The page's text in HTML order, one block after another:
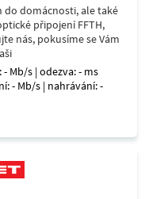
domácnosti, ale také
připojení FFTH,
nás, pokusíme se Vám
Mb/s | odezva: - ms
- Mb/s | nahrávání: -